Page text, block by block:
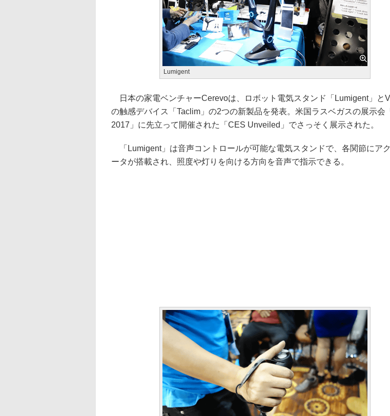
Lumigent
日本の家電ベンチャーCerevoは、ロボット電気スタンド「Lumigent」と
の触感デバイス「Taclim」の2つの新製品を発表。米国ラスベガスの展示会
2017」に先立って開催された「CES Unveiled」でさっそく展示された。
「Lumigent」は音声コントロールが可能な電気スタンドで、各関節にア
ータが搭載され、照度や灯りを向ける方向を音声で指示できる。